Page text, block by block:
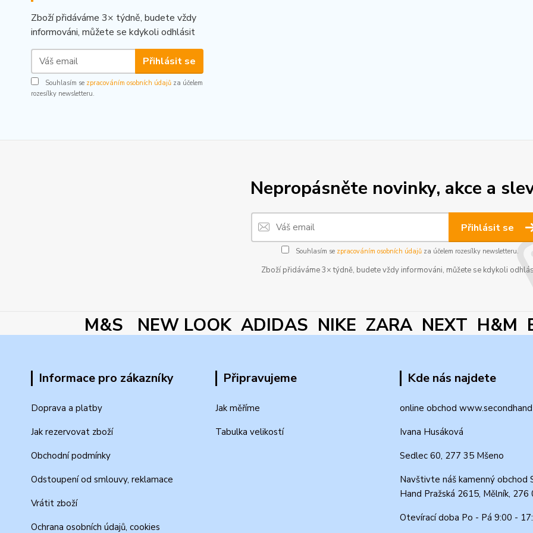
Zboží přidáváme 3× týdně, budete vždy
informováni, můžete se kdykoli odhlásit
Přihlásit se
Souhlasím se zpracováním osobních údajů za účelem
rozesílky newsletteru.
Nepropásněte novinky, akce a
Přihlásit se
Souhlasím se zpracováním osobních údajůza účelem rozesílky newsletteru.
Zboží přidáváme 3× týdně, budete vždy informováni, můžete se kdykoli
M&S NEW LOOK ADIDAS NIKE ZARA NEXT H&M
Informace pro zákazníky
Doprava a platby
Jak rezervovat zboží
Obchodní podmínky
Odstoupení od smlouvy, reklamace
Vrátit zboží
Ochrana osobních údajů, cookies
Připravujeme
Jak měříme
Tabulka velikostí
Kde nás najdete
online obchod
Ivana Husáková
Sedlec 60, 277 35 Mšeno
Navštivte náš kamenný obchod
Hand Pražská 2615, Mělník, 276
Otevírací doba Po - Pá 9:00 -